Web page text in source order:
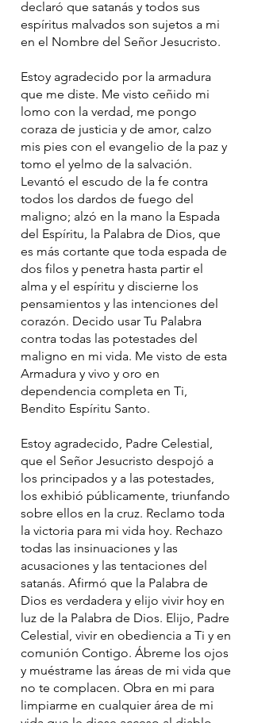
declaró que satanás y todos sus
espíritus malvados son sujetos a mi
en el Nombre del Señor Jesucristo.
Estoy agradecido por la armadura
que me diste. Me visto ceñido mi
lomo con la verdad, me pongo
coraza de justicia y de amor, calzo
mis pies con el evangelio de la paz y
tomo el yelmo de la salvación.
Levantó el escudo de la fe contra
todos los dardos de fuego del
maligno; alzó en la mano la Espada
del Espíritu, la Palabra de Dios, que
es más cortante que toda espada de
dos filos y penetra hasta partir el
alma y el espíritu y discierne los
pensamientos y las intenciones del
corazón. Decido usar Tu Palabra
contra todas las potestades del
maligno en mi vida. Me visto de esta
Armadura y vivo y oro en
dependencia completa en Ti,
Bendito Espíritu Santo.
Estoy agradecido, Padre Celestial,
que el Señor Jesucristo despojó a
los principados y a las potestades,
los exhibió públicamente, triunfando
sobre ellos en la cruz. Reclamo toda
la victoria para mi vida hoy. Rechazo
todas las insinuaciones y las
acusaciones y las tentaciones del
satanás. Afirmó que la Palabra de
Dios es verdadera y elijo vivir hoy en
luz de la Palabra de Dios. Elijo, Padre
Celestial, vivir en obediencia a Ti y en
comunión Contigo. Ábreme los ojos
y muéstrame las áreas de mi vida que
no te complacen. Obra en mi para
limpiarme en cualquier área de mi